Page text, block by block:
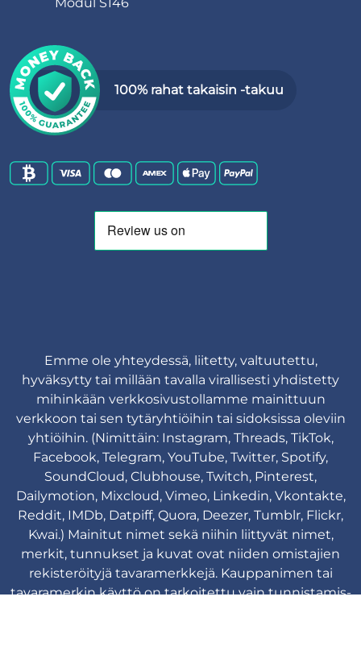
100% rahat takaisin -takuu
Emme ole yhteydessä, liitetty, valtuutettu,
hyväksytty tai millään tavalla virallisesti yhdistetty
mihinkään verkkosivustollamme mainittuun
verkkoon tai sen tytäryhtiöihin tai sidoksissa oleviin
yhtiöihin. (Nimittäin: Instagram, Threads, TikTok,
Facebook, Telegram, YouTube, Twitter, Spotify,
SoundCloud, Clubhouse, Twitch, Pinterest,
Dailymotion, Mixcloud, Vimeo, Linkedin, Vkontakte,
Reddit, IMDb, Datpiff, Quora, Deezer, Tumblr, Flickr,
Kwai.) Mainitut nimet sekä niihin liittyvät nimet,
merkit, tunnukset ja kuvat ovat niiden omistajien
rekisteröityjä tavaramerkkejä. Kauppanimen tai
tavaramerkin käyttö on tarkoitettu vain tunnistamis-